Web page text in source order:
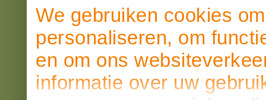
We gebruiken cookies
personaliseren, om
en om ons
informatie over uw